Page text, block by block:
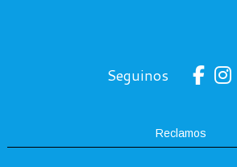
Seguinos
Reclamos